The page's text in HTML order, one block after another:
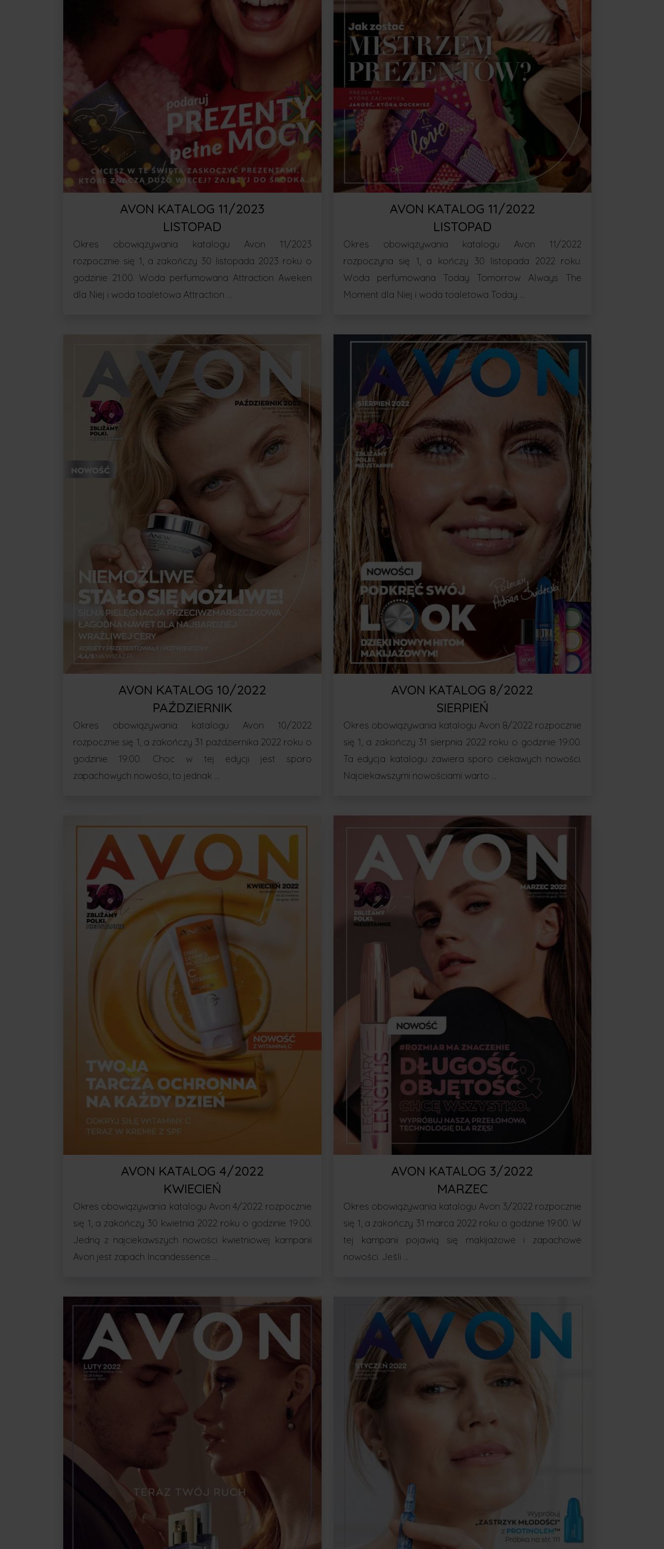
AVON KATALOG 11/2023
LISTOPAD
Okres obowiązywania katalogu Avon 11/2023
rozpocznie się 1, a zakończy 30 listopada 2023 roku o
godzinie 21:00. Woda perfumowana Attraction Aweken
dla Niej i woda toaletowa Attraction …
AVON KATALOG 11/2022
LISTOPAD
Okres obowiązywania katalogu Avon 11/2022
rozpoczyna się 1, a kończy 30 listopada 2022 roku.
Woda perfumowana Today Tomorrow Always The
Moment dla Niej i woda toaletowa Today …
AVON KATALOG 10/2022
PAŹDZIERNIK
Okres obowiązywania katalogu Avon 10/2022
rozpocznie się 1, a zakończy 31 października 2022 roku o
godzinie 19:00. Choc w tej edycji jest sporo
zapachowych nowości, to jednak …
AVON KATALOG 8/2022
SIERPIEŃ
Okres obowiązywania katalogu Avon 8/2022 rozpocznie
się 1, a zakończy 31 sierpnia 2022 roku o godzinie 19:00.
Ta edycja katalogu zawiera sporo ciekawych nowości.
Najciekawszymi nowościami warto …
AVON KATALOG 4/2022
KWIECIEŃ
Okres obowiązywania katalogu Avon 4/2022 rozpocznie
się 1, a zakończy 30 kwietnia 2022 roku o godzinie 19:00.
Jedną z najciekawszych nowości kwietniowej kampanii
Avon jest zapach Incandessence …
AVON KATALOG 3/2022
MARZEC
Okres obowiązywania katalogu Avon 3/2022 rozpocznie
się 1, a zakończy 31 marca 2022 roku o godzinie 19:00. W
tej kampanii pojawią się makijażowe i zapachowe
nowości. Jeśli …